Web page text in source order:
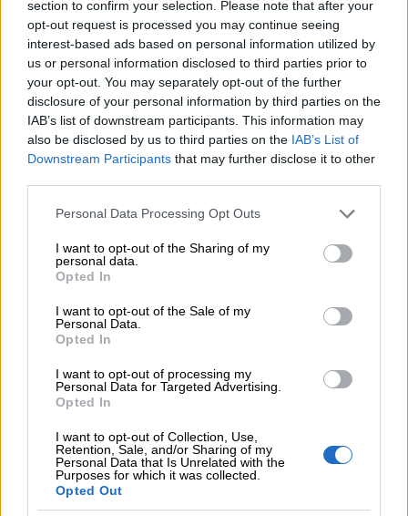
section to confirm your selection. Please note that after your
opt-out request is processed you may continue seeing
interest-based ads based on personal information utilized by
us or personal information disclosed to third parties prior to
your opt-out. You may separately opt-out of the further
disclosure of your personal information by third parties on the
IAB’s list of downstream participants. This information may
also be disclosed by us to third parties on the IAB’s List of
Downstream Participants that may further disclose it to other
Please note that this website/app uses one or more Google
not limited to your visit or usage behaviour. You may click to
grant or deny consent to Google and its third-party tags to
use your data for below specified purposes in below Google
consent section.
Personal Data Processing Opt Outs
I want to opt-out of the Sharing of my
personal data.
Opted In
I want to opt-out of the Sale of my
Personal Data.
Opted In
I want to opt-out of processing my
Personal Data for Targeted Advertising.
Opted In
I want to opt-out of Collection, Use,
Retention, Sale, and/or Sharing of my
Personal Data that Is Unrelated with the
Purposes for which it was collected.
Opted Out
Isoltassa ja uusi
kyberturvallisuuslaki
Isoltallalle kyberturvallisuuslaki on tärkeää.
Seuraamme aktiivisesti lakiuudistuksia, muita
säännösmuutoksia sekä alan parhaita käytäntöjä.
Yhdessä kohti
vastuullisempaa